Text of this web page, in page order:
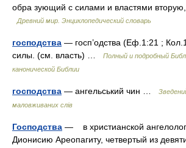
обра зующий с силами и властями
Древний мир. Энциклопедический словарь
господства — госп’одства (Еф.1:21 ;
силы. (см. власть) …
Полный и подробный
канонической Библии
господства — ангельський чин …
маловживаних слів
Господства — в христианской
Дионисию Ареопагиту, четвертый из